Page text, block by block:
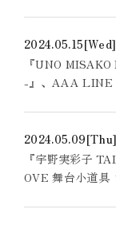
2024.05.15[Wed]
『UNO
-』、AAA LINE
2024.05.09[Thu]
『宇野実彩子
OVE 舞台小道具